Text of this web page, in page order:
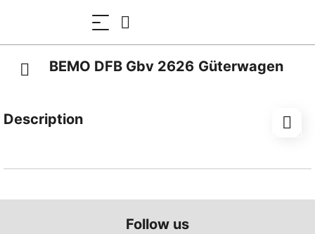
BEMO DFB Gbv 2626 Güterwagen
Description
Materialwagen der Dieselcrew
Follow us